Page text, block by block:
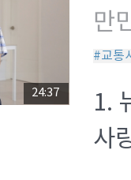
24:37
만
#교통
1.
사